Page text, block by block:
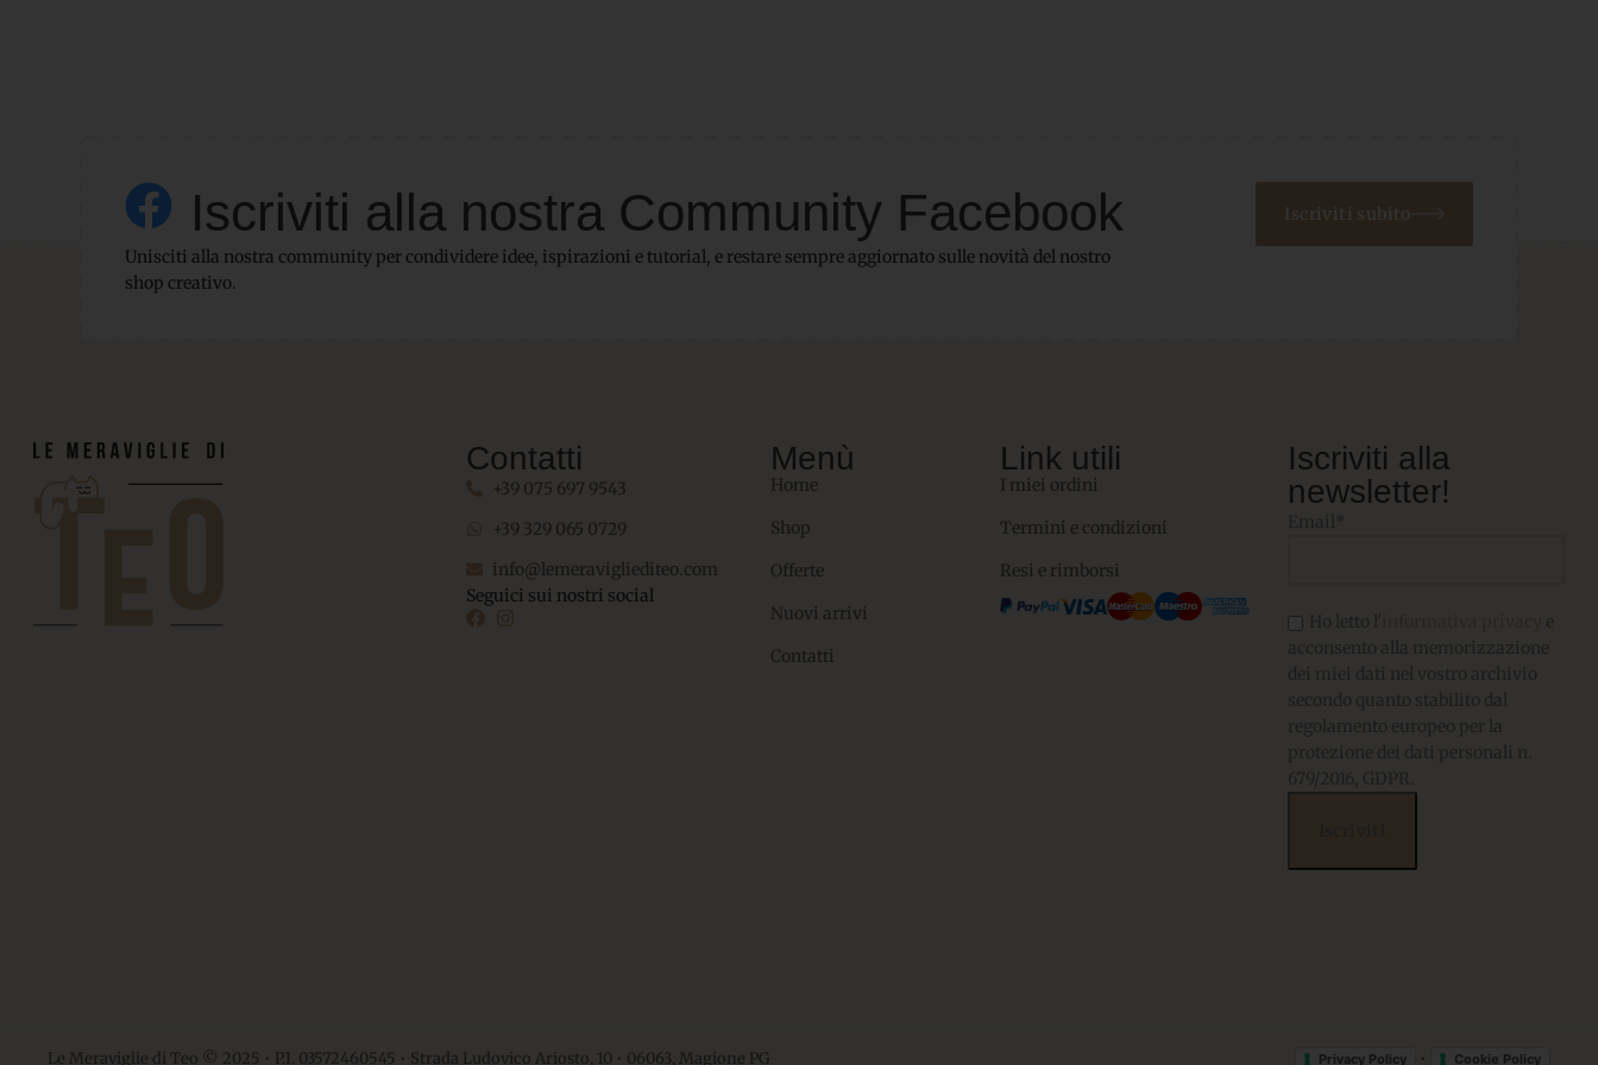
Iscriviti alla nostra Community Facebook
Unisciti alla nostra community per condividere idee, ispirazioni e tutorial, e restare sempre aggiornato sulle novità del nostro
shop creativo.
Iscriviti subito
Contatti
+39 075 697 9543
+39 329 065 0729
info@lemeravigliediteo.com
Seguici sui nostri social
Menù
Home
Shop
Offerte
Nuovi arrivi
Contatti
Link utili
I miei ordini
Termini e condizioni
Resi e rimborsi
Iscriviti alla
newsletter!
Le Meraviglie di Teo © 2025 • P.I. 03572460545 • Strada Ludovico Ariosto, 10 • 06063, Magione PG Privacy Policy • Cookie Policy